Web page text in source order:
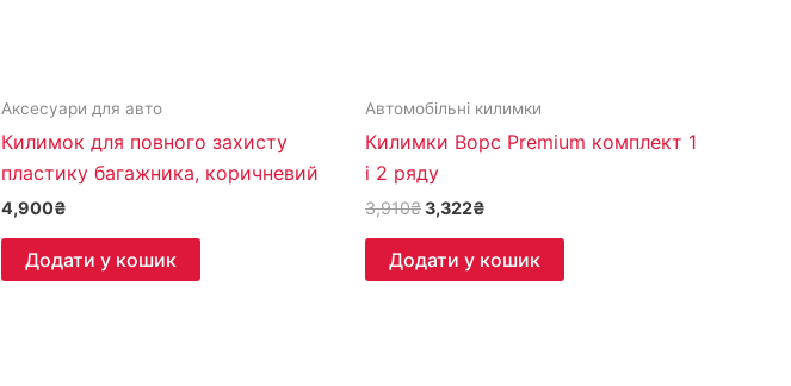
Аксесуари для авто
Килимок для повного захисту
пластику багажника, коричневий
4,900₴
Додати у кошик
Автомобільні килимки
Килимки Ворс Premium комплект 1
і 2 ряду
3,910₴3,322₴
Додати у кошик